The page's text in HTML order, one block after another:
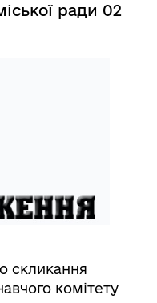
ради 02
скликання
комітету